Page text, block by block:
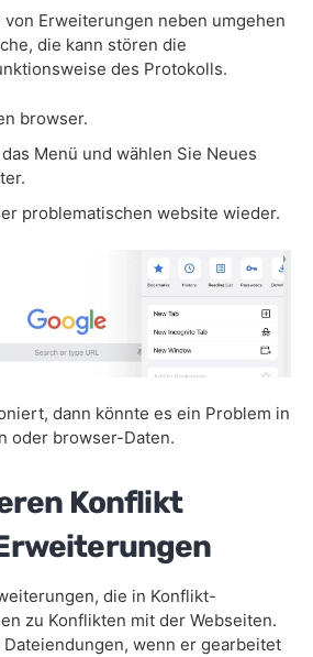
Erweiterungen neben umgehen
die kann stören die
des Protokolls.
browser.
Menü und wählen Sie Neues
problematischen website wieder.
dann könnte es ein Problem in
oder browser-Daten.
Konflikt
die in Konflikt-
zu Konflikten mit der Webseiten.
wenn er gearbeitet